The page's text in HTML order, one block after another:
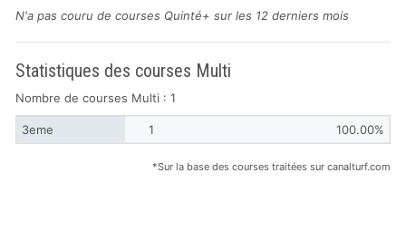
N'a pas couru de courses Quinté+ sur les 12 derniers mois
Statistiques des courses Multi
Nombre de courses Multi : 1
3eme 1 100.00%
*Sur la base des courses traitées sur canalturf.com